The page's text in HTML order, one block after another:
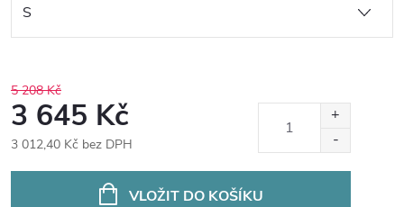
5 208 Kč
3 645 Kč
3 012,40 Kč bez DPH
VLOŽIT DO KOŠÍKU